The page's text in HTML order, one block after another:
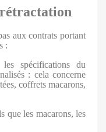
aux contrats portant
:
spécifications du
: cela concerne
coffrets macarons,
que les macarons, les